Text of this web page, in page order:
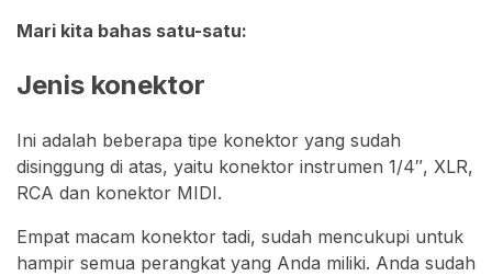
Mari kita bahas satu-satu:
Jenis konektor
Ini adalah beberapa tipe konektor yang sudah
disinggung di atas, yaitu konektor instrumen 1/4″, XLR,
RCA dan konektor MIDI.
Empat macam konektor tadi, sudah mencukupi untuk
hampir semua perangkat yang Anda miliki. Anda sudah